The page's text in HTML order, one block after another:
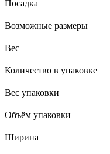
Посадка
Возможные размеры
Вес
Количество в упаковке
Вес упаковки
Объём упаковки
Ширина